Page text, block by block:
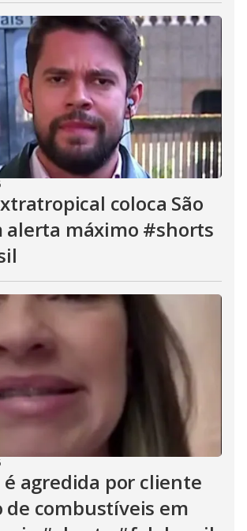
coloca São
alerta máximo #shorts
agredida por cliente
de combustíveis em